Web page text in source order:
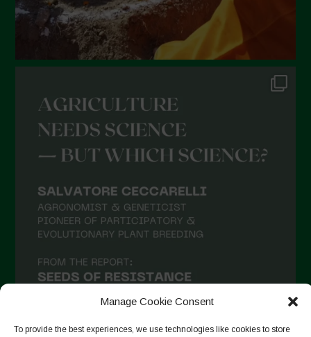
Manage Cookie Consent
To provide the best experiences, we use technologies like cookies to store
Gennaio 2022
Dicembre 2021
Novembre 2021
Settembre 2021
Agosto 2021
Luglio 2021
Aprile 2021
Febbraio 2021